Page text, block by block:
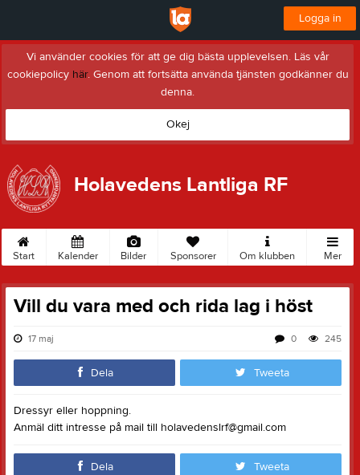
Logga in
Vi använder cookies för att ge dig bästa upplevelsen. Läs vår
cookiepolicy här. Genom att fortsätta använda tjänsten godkänner du
denna.
Okej
Holavedens Lantliga RF
Start Kalender Bilder Sponsorer Om klubben Mer
Vill du vara med och rida lag i höst
17 maj 245
0
Dela Tweeta
Dressyr eller hoppning.
Anmäl ditt intresse på mail till holavedenslrf@gmail.com
Dela Tweeta